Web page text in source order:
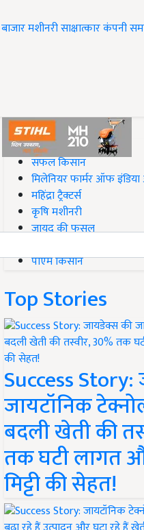
बाजारमशीनरीसाक्षात्कारकंपनी
#Top on Krishi Jagran
सफल किसान
मिलेनियर फार्मर ऑफ इंडिया
महिंद्रा ट्रैक्टर्स
कृषि मशीनरी
जायद की फसल
पीएम किसान
Top Stories
Success
जायटॉनिक
बदली खेती की
तक घटी लागत
मिट्टी की सेहत!